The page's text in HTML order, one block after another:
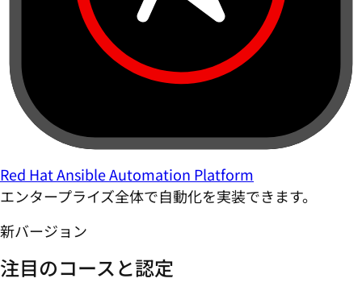
Red Hat Ansible Automation Platform
エンタープライズ全体で自動化を実装できます。
新バージョン
注目のコースと認定